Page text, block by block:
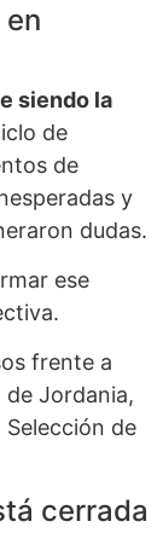
siendo la
de
de
y
dudas.
ese
frente a
de Jordania,
de
cerrada